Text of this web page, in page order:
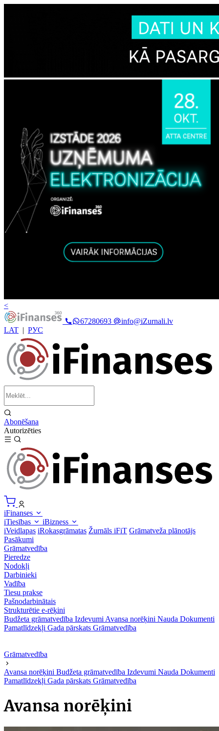
<
67280693
info@iZurnali.lv
LAT | РУС
Abonēšana
Autorizēties
iFinanses
iTiesības
iBizness
iVeidlapas iRokasgrāmatas Žurnāls iFiT Grāmatveža plānotājs
Pasākumi
Grāmatvedība
Pieredze
Nodokļi
Darbinieki
Vadība
Tiesu prakse
Pašnodarbinātais
Strukturētie e-rēķini
Budžeta grāmatvedība Izdevumi Avansa norēķini Nauda Dokumenti
Pamatlīdzekļi Gada pārskats Grāmatvedība
Grāmatvedība
Avansa norēķini Budžeta grāmatvedība Izdevumi Nauda Dokumenti
Pamatlīdzekļi Gada pārskats Grāmatvedība
Avansa norēķini